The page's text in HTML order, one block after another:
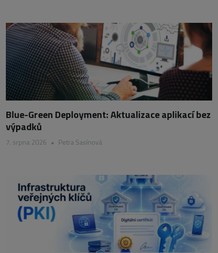
Blue-Green Deployment: Aktualizace aplikací bez
výpadků
7. srpna 2026 • Petra Sasínová